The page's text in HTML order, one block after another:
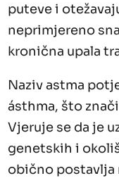
puteve i
neprimjereno
kronična upala
Naziv astma
ásthma, što
Vjeruje se da je
genetskih i
obično postavlja